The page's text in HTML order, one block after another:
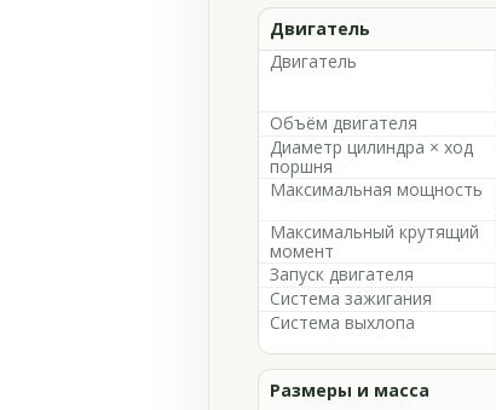
Двигатель
Двигатель
Объём двигателя
Диаметр цилиндра × ход
поршня
Максимальная мощность
Максимальный крутящий
момент
Запуск двигателя
Система зажигания
Система выхлопа
Размеры и масса